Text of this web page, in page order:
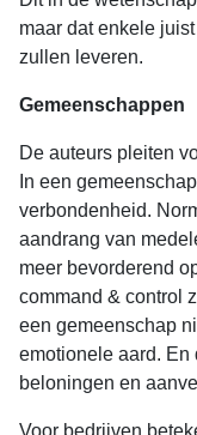
maar dat enkele
zullen leveren.
Gemeenschappen
De auteurs pleiten
In een
verbondenheid.
aandrang van
meer bevorderend
command & control
een gemeenschap
emotionele aard. En
beloningen en
Voor bedrijven